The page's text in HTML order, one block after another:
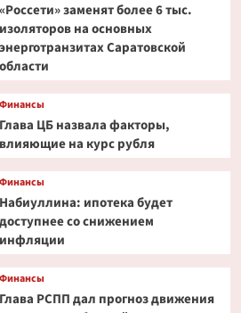
«Россети» заменят более 6 тыс.
изоляторов на основных
энерготранзитах Саратовской
области
Финансы
Глава ЦБ назвала факторы,
влияющие на курс рубля
Финансы
Набиуллина: ипотека будет
доступнее со снижением
инфляции
Финансы
Глава РСПП дал прогноз движения